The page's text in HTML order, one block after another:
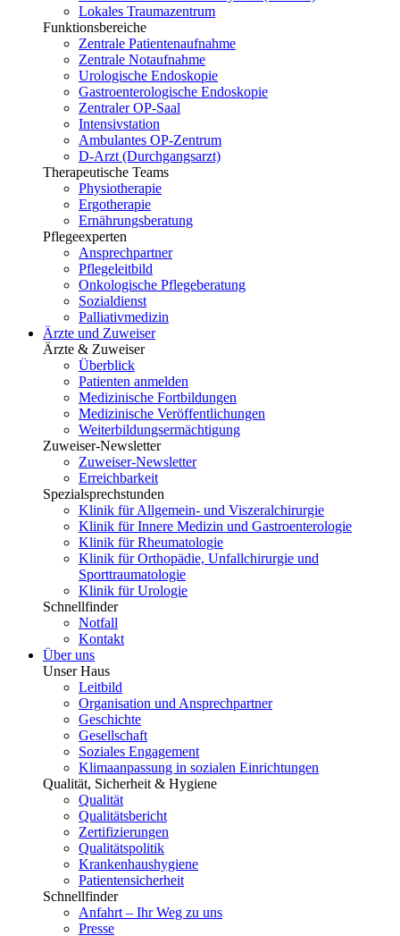
Lokales Traumazentrum
Funktionsbereiche
Zentrale Patientenaufnahme
Zentrale Notaufnahme
Urologische Endoskopie
Gastroenterologische Endoskopie
Zentraler OP-Saal
Intensivstation
Ambulantes OP-Zentrum
D-Arzt (Durchgangsarzt)
Therapeutische Teams
Physiotherapie
Ergotherapie
Ernährungsberatung
Pflegeexperten
Ansprechpartner
Pflegeleitbild
Onkologische Pflegeberatung
Sozialdienst
Palliativmedizin
Ärzte und Zuweiser
Ärzte & Zuweiser
Überblick
Patienten anmelden
Medizinische Fortbildungen
Medizinische Veröffentlichungen
Weiterbildungsermächtigung
Zuweiser-Newsletter
Zuweiser-Newsletter
Erreichbarkeit
Spezialsprechstunden
Klinik für Allgemein- und Viszeralchirurgie
Klinik für Innere Medizin und Gastroenterologie
Klinik für Rheumatologie
Klinik für Orthopädie, Unfallchirurgie und
Sporttraumatologie
Klinik für Urologie
Schnellfinder
Notfall
Kontakt
Über uns
Unser Haus
Leitbild
Organisation und Ansprechpartner
Geschichte
Gesellschaft
Soziales Engagement
Klimaanpassung in sozialen Einrichtungen
Qualität, Sicherheit & Hygiene
Qualität
Qualitätsbericht
Zertifizierungen
Qualitätspolitik
Krankenhaushygiene
Patientensicherheit
Schnellfinder
Anfahrt – Ihr Weg zu uns
Presse